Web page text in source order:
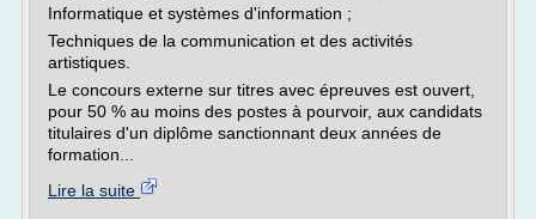
Informatique et systèmes d'information ;
Techniques de la communication et des activités
artistiques.
Le concours externe sur titres avec épreuves est ouvert,
pour 50 % au moins des postes à pourvoir, aux candidats
titulaires d'un diplôme sanctionnant deux années de
formation...
Lire la suite